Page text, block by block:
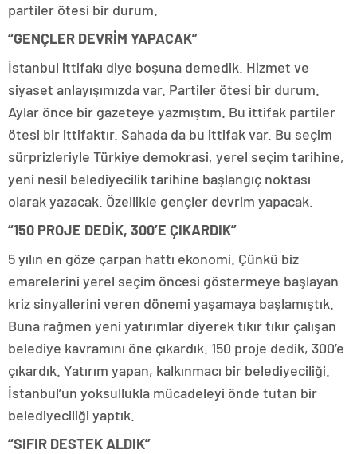
partiler ötesi bir durum.
“GENÇLER DEVRİM YAPACAK”
İstanbul ittifakı diye boşuna demedik. Hizmet ve
siyaset anlayışımızda var. Partiler ötesi bir durum.
Aylar önce bir gazeteye yazmıştım. Bu ittifak partiler
ötesi bir ittifaktır. Sahada da bu ittifak var. Bu seçim
sürprizleriyle Türkiye demokrasi, yerel seçim tarihine,
yeni nesil belediyecilik tarihine başlangıç noktası
olarak yazacak. Özellikle gençler devrim yapacak.
“150 PROJE DEDİK, 300’E ÇIKARDIK”
5 yılın en göze çarpan hattı ekonomi. Çünkü biz
emarelerini yerel seçim öncesi göstermeye başlayan
kriz sinyallerini veren dönemi yaşamaya başlamıştık.
Buna rağmen yeni yatırımlar diyerek tıkır tıkır çalışan
belediye kavramını öne çıkardık. 150 proje dedik, 300’e
çıkardık. Yatırım yapan, kalkınmacı bir belediyeciliği.
İstanbul’un yoksullukla mücadeleyi önde tutan bir
belediyeciliği yaptık.
“SIFIR DESTEK ALDIK”